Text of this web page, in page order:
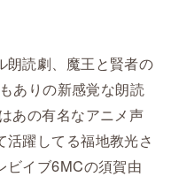
朗読劇、魔王と賢者の
ありの新感覚な朗読
あの有名なアニメ声
躍してる福地教光さ
ビイブ6MCの須賀由